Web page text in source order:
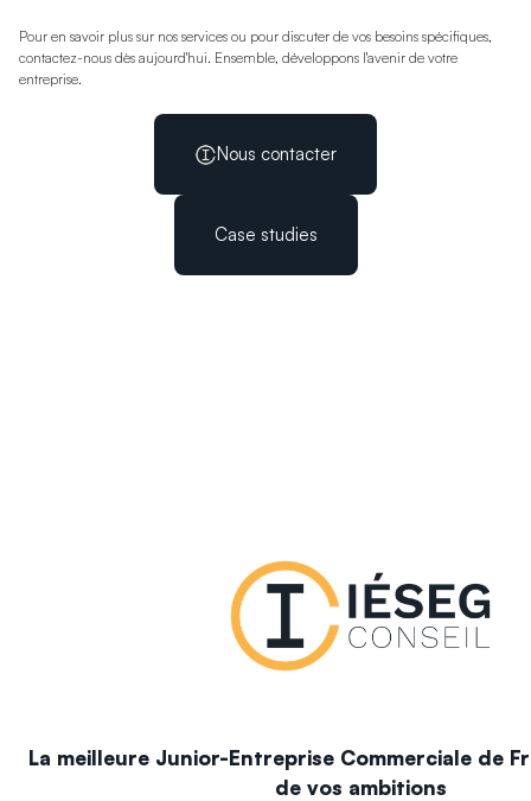
Pour en savoir plus sur nos services ou pour discuter de vos besoins spécifiques,
contactez-nous dès aujourd'hui. Ensemble, développons l'avenir de votre
entreprise.
Nous contacter
Case studies
La meilleure Junior-Entreprise Commerciale de
de vos ambitions